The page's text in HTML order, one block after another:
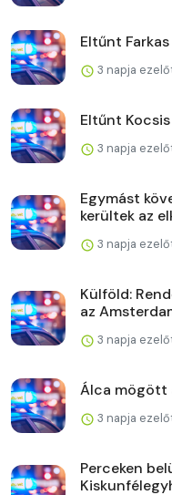
Eltűnt
3 napja
Eltűnt
3 napja
Egymást
kerültek az
3 napja
Külföld:
az
3 napja
Álca mögött
3 napja
Perceken